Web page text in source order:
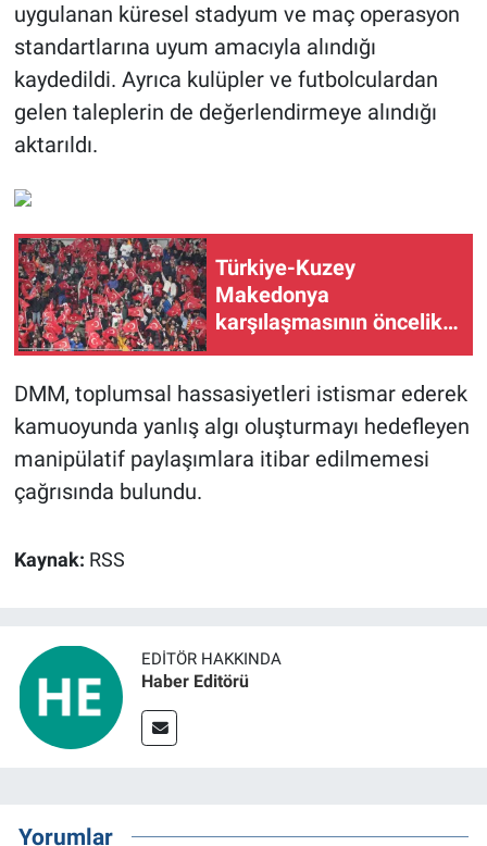
uygulanan küresel stadyum ve maç operasyon
standartlarına uyum amacıyla alındığı
kaydedildi. Ayrıca kulüpler ve futbolculardan
gelen taleplerin de değerlendirmeye alındığı
aktarıldı.
Türkiye-Kuzey
Makedonya
karşılaşmasının öncelikli
DMM, toplumsal hassasiyetleri istismar ederek
kamuoyunda yanlış algı oluşturmayı hedefleyen
manipülatif paylaşımlara itibar edilmemesi
çağrısında bulundu.
Kaynak: RSS
EDITÖR HAKKINDA
Haber Editörü
Yorumlar